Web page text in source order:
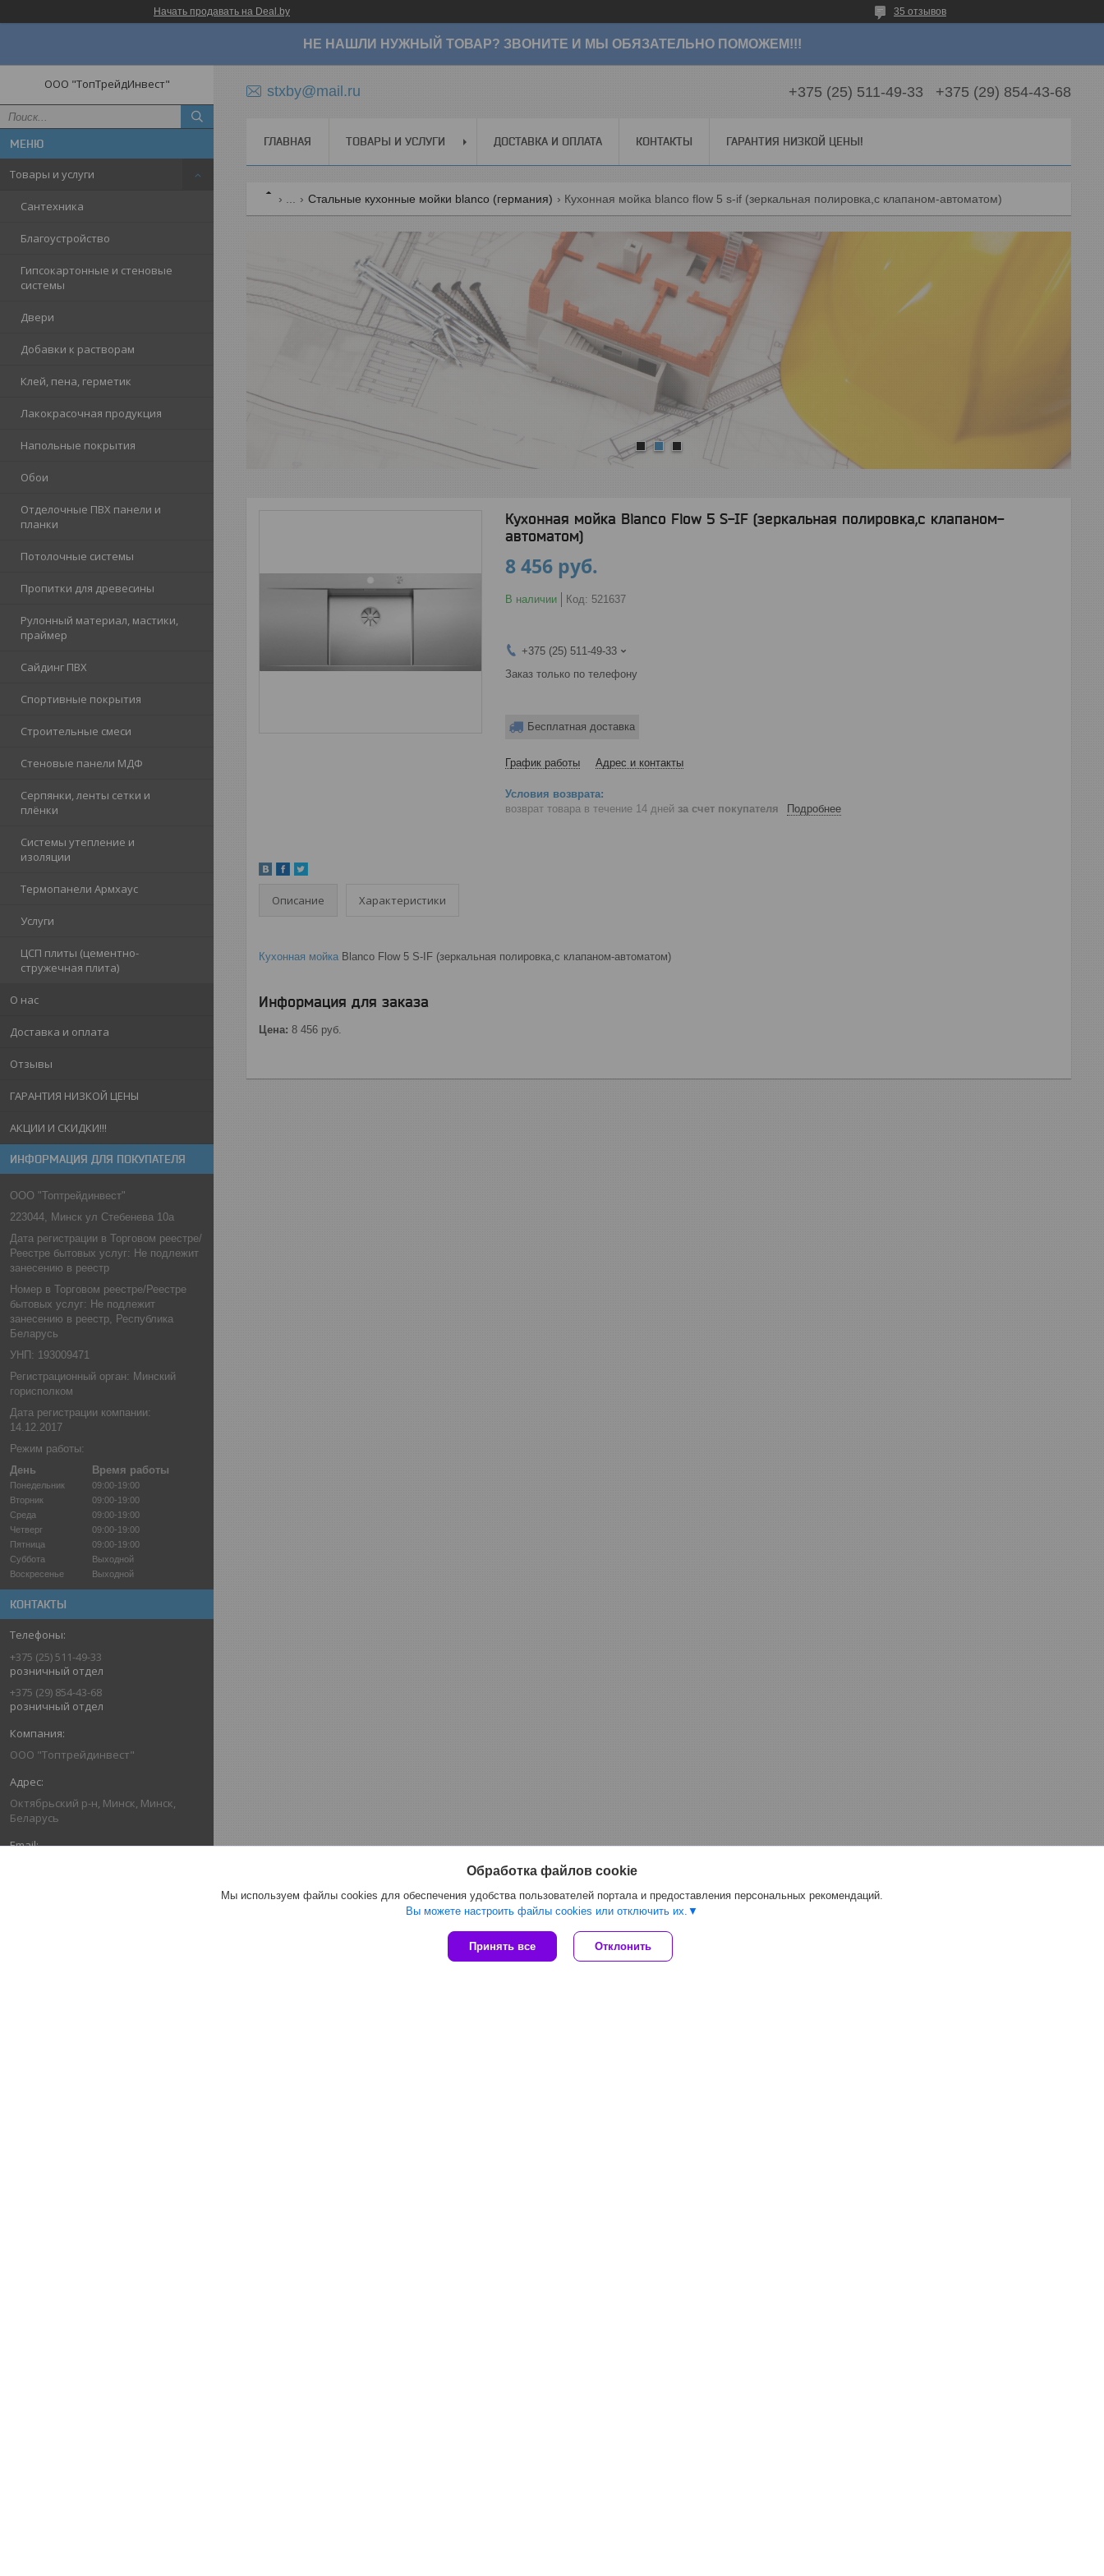
Начать продавать на Deal.by 35 отзывов
НЕ НАШЛИ НУЖНЫЙ ТОВАР? ЗВОНИТЕ И МЫ ОБЯЗАТЕЛЬНО ПОМОЖЕМ!!!
ООО "ТопТрейдИнвест"
Товары и услуги
Сантехника
Благоустройство
Гипсокартонные и стеновые
системы
Двери
Добавки к растворам
Клей, пена, герметик
Лакокрасочная продукция
Напольные покрытия
Обои
Отделочные ПВХ панели и
планки
Потолочные системы
Пропитки для древесины
Рулонный материал, мастики,
праймер
Сайдинг ПВХ
Спортивные покрытия
Строительные смеси
Стеновые панели МДФ
Серпянки, ленты сетки и
плёнки
Системы утепление и
изоляции
Термопанели Армхаус
Услуги
ЦСП плиты (цементно-
стружечная плита)
О нас
Доставка и оплата
Отзывы
ГАРАНТИЯ НИЗКОЙ ЦЕНЫ
АКЦИИ И СКИДКИ!!!
ИНФОРМАЦИЯ ДЛЯ ПОКУПАТЕЛЯ
ООО "Топтрейдинвест"
223044, Минск ул Стебенева 10а
Дата регистрации в Торговом реестре/
Реестре бытовых услуг: Не подлежит
занесению в реестр
Номер в Торговом реестре/Реестре
бытовых услуг: Не подлежит
занесению в реестр, Республика
Беларусь
УНП: 193009471
Регистрационный орган: Минский
горисполком
Дата регистрации компании:
14.12.2017
Режим работы:
День
Время работы
Понедельник
09:00-19:00
Вторник
09:00-19:00
Среда
09:00-19:00
Четверг
09:00-19:00
Пятница
09:00-19:00
Суббота
Выходной
Воскресенье
Выходной
КОНТАКТЫ
+375 (25) 511-49-33
розничный отдел
+375 (29) 854-43-68
розничный отдел
ООО "Топтрейдинвест"
Октябрьский р-н, Минск, Минск,
Беларусь
stxby@mail.ru +375 (25) 511-49-33 +375 (29) 854-43-68
ГЛАВНАЯ ТОВАРЫ И УСЛУГИ ДОСТАВКА И ОПЛАТА КОНТАКТЫ ГАРАНТИЯ НИЗКОЙ ЦЕНЫ!
Стальные кухонные мойки blanco (германия) Кухонная мойка blanco flow 5 s-if (зеркальная полировка,с клапаном-автоматом)
Кухонная мойка Blanco Flow 5 S-IF (зеркальная полировка,с клапаном-
автоматом)
8 456 руб.
В наличии Код: 521637
+375 (25) 511-49-33
Заказ только по телефону
Бесплатная доставка
График работы Адрес и контакты
возврат товара в течение 14 дней за счет покупателя Подробнее
Описание Характеристики
Кухонная мойка Blanco Flow 5 S-IF (зеркальная полировка,с клапаном-автоматом)
Информация для заказа
Цена: 8 456 руб.
Обработка файлов cookie
Мы используем файлы cookies для обеспечения удобства пользователей портала и предоставления персональных рекомендаций.
Вы можете настроить файлы cookies или отключить их.
Принять все Отклонить